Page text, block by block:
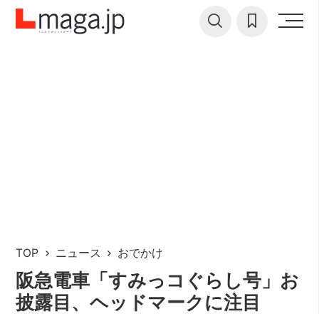
TOP ニュース おでかけ
阪急電車「すみっコぐらし号」お
披露目、ヘッドマークに注目